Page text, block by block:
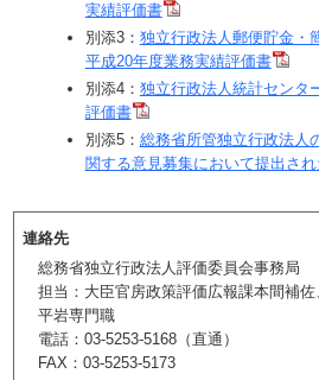
実績評価書
別添3： 独立行政法人郵便貯金・
平成20年度業務実績評価書
別添4： 独立行政法人統計センタ
評価書
別添5： 総務省所管独立行政法人
関する意見募集において提出さ
連絡先
総務省独立行政法人評価委員会事務局
担当：大臣官房政策評価広報課本間補佐
平岩専門職
電話：03-5253-5168（直通）
FAX：03-5253-5173